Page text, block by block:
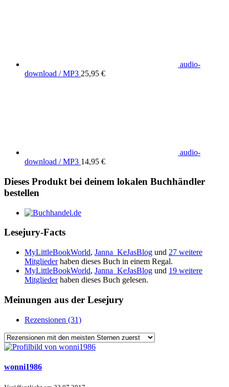
audio-
download / MP3 25,95 €
audio-
download / MP3 14,95 €
Dieses Produkt bei deinem lokalen Buchhändler
bestellen
Lesejury-Facts
MyLittleBookWorld, Janna_KeJasBlog und 27 weitere
Mitgliederhaben dieses Buch in einem Regal.
MyLittleBookWorld, Janna_KeJasBlog und 19 weitere
Mitgliederhaben dieses Buch gelesen.
Meinungen aus der Lesejury
Rezensionen (31)
wonni1986